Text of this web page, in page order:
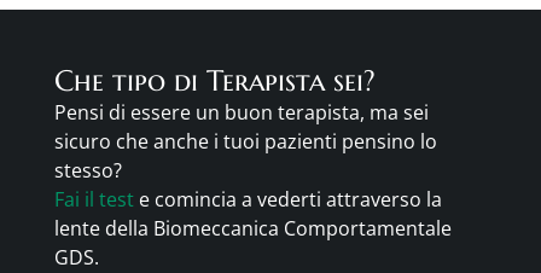
Che tipo di Terapista sei?
Pensi di essere un buon terapista, ma sei
sicuro che anche i tuoi pazienti pensino lo
stesso?
Fai il test e comincia a vederti attraverso la
lente della Biomeccanica Comportamentale
GDS.